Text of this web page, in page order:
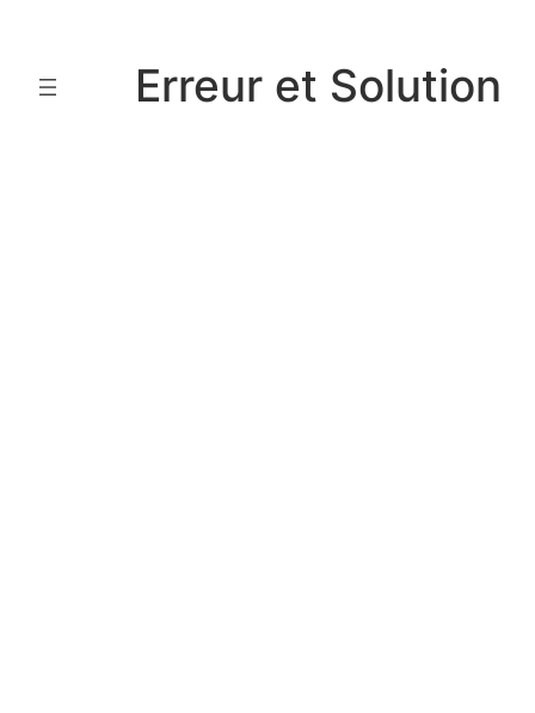
contenu
Erreur et Solution